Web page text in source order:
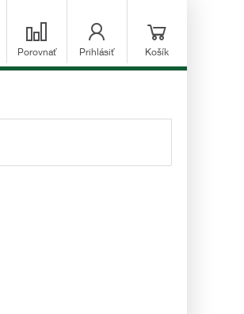
Porovnať Prihlásiť Košík